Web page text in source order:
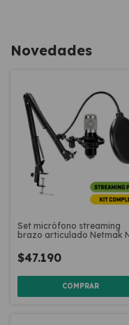
Novedades
Set micrófono streaming
brazo articulado Netmak
$47.190